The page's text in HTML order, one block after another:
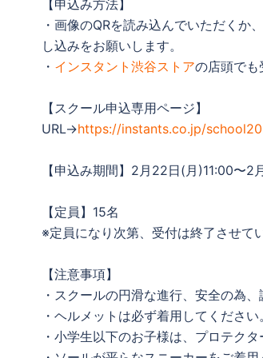
【申込み方法】
・画像のQRを読み込んでいただく
し込みをお願いします。
・ インスタント渋谷ストアの店頭でも
【スクール申込専用ページ】
URL→https://instants.co.jp/
【申込み期間】2月22日(月)11:00〜2
【定員】15名
※定員になり次第、受付は終了させて
【注意事項】
・スクールの円滑な進行、安全の為
・ヘルメットは必ず着用してください。
・小学生以下のお子様は、プロテク